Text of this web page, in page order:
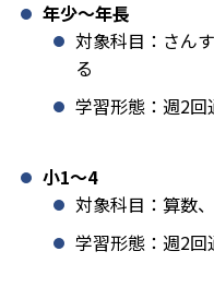
年少〜年長
対象科目：さん
る
学習形態：週2
小1️〜4
対象科目：算数
学習形態：週2